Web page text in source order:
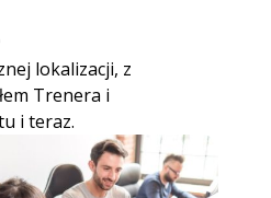
lokalizacji, z
Trenera i
i teraz.